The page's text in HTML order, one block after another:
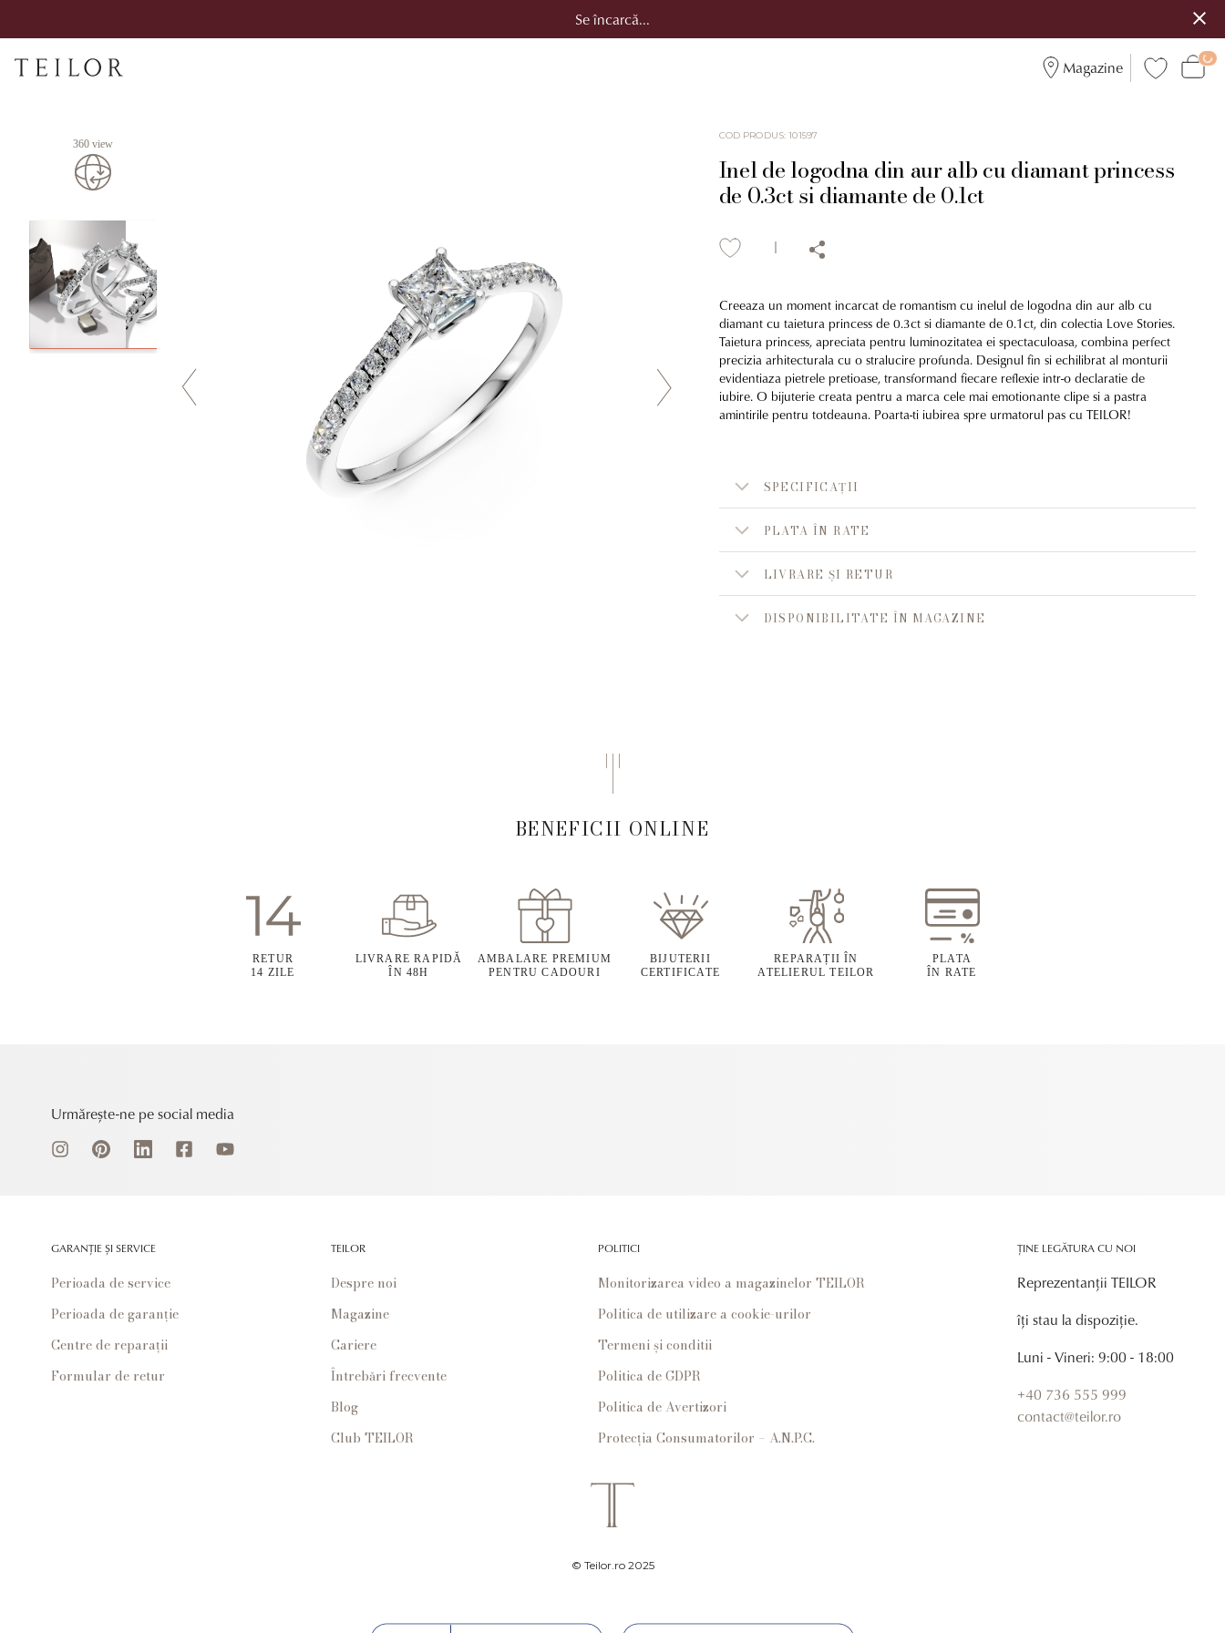
Se încarcă...
Magazine
360 view
COD PRODUS:101597
Inel de logodna din aur alb cu diamant princess
de 0.3ct si diamante de 0.1ct
Creeaza un moment incarcat de romantism cu inelul de logodna din aur alb cu
diamant cu taietura princess de 0.3ct si diamante de 0.1ct, din colectia Love Stories.
Taietura princess, apreciata pentru luminozitatea ei spectaculoasa, combina perfect
precizia arhitecturala cu o stralucire profunda. Designul fin si echilibrat al monturii
evidentiaza pietrele pretioase, transformand fiecare reflexie intr-o declaratie de
iubire. O bijuterie creata pentru a marca cele mai emotionante clipe si a pastra
amintirile pentru totdeauna. Poarta-ti iubirea spre urmatorul pas cu TEILOR!
SPECIFICAȚII
PLATA ÎN RATE
LIVRARE ȘI RETUR
DISPONIBILITATE ÎN MAGAZINE
BENEFICII ONLINE
RETUR
14 ZILE
LIVRARE RAPIDĂ
ÎN 48H
AMBALARE PREMIUM
PENTRU CADOURI
BIJUTERII
CERTIFICATE
REPARAȚII ÎN
ATELIERUL TEILOR
PLATA
ÎN RATE
Urmărește-ne pe social media
GARANȚIE ȘI SERVICE
Perioada de service
Perioada de garanție
Centre de reparații
Formular de retur
TEILOR
Despre noi
Magazine
Cariere
Întrebări frecvente
Blog
Club TEILOR
POLITICI
Monitorizarea video a magazinelor TEILOR
Politica de utilizare a cookie-urilor
Termeni și conditii
Politica de GDPR
Politica de Avertizori
Protecția Consumatorilor – A.N.P.C.
ȚINE LEGĂTURA CU NOI
Reprezentanții TEILOR
îți stau la dispoziție.
Luni - Vineri: 9:00 - 18:00
+40 736 555 999
contact@teilor.ro
© Teilor.ro 2025